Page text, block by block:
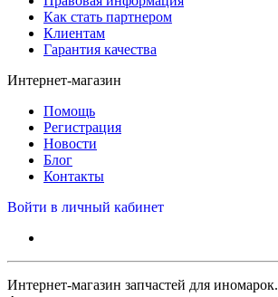
Как стать партнером
Клиентам
Гарантия качества
Интернет-магазин
Помощь
Регистрация
Новости
Блог
Контакты
Войти в личный кабинет
Интернет-магазин запчастей для иномарок.